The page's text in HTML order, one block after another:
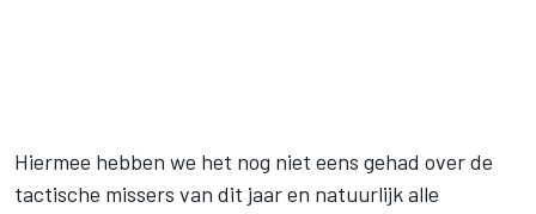
Hiermee hebben we het nog niet eens gehad over de
tactische missers van dit jaar en natuurlijk alle